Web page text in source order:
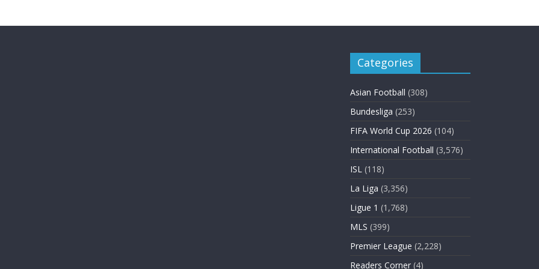
Categories
Asian Football (308)
Bundesliga (253)
FIFA World Cup 2026 (104)
International Football (3,576)
ISL (118)
La Liga (3,356)
Ligue 1 (1,768)
MLS (399)
Premier League (2,228)
Readers Corner (4)